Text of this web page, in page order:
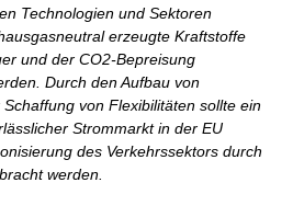
Technologien und Sektoren
erzeugte Kraftstoffe
und der CO2-Bepreisung
Durch den Aufbau von
von Flexibilitäten sollte ein
Strommarkt in der EU
des Verkehrssektors durch
werden.